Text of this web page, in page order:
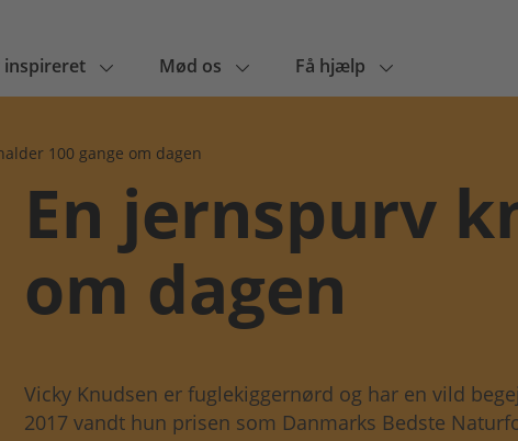
inspireret Mød os Få hjælp
100 gange om dagen
En jernspurv
om dagen
Vicky Knudsen er fuglekiggernørd og har en vild
2017 vandt hun prisen som Danmarks Bedste